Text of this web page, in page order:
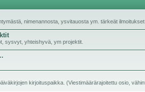
nimenannosta, ysvitauosta ym. tärkeät ilmoitukset
sysvyt, yhteishyvä, ym projektit.
kirjoituspaikka. (Viestimäärärajoitettu osio,